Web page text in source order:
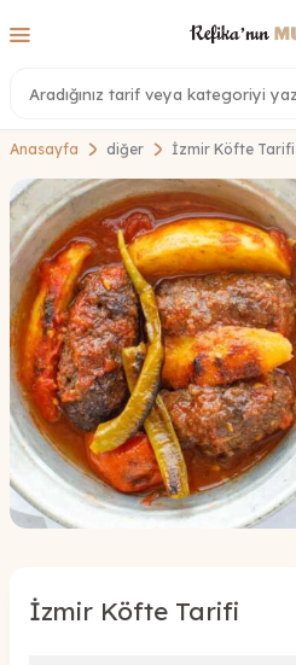
Anasayfa diğer İzmir Köfte Tarifi
İzmir Köfte Tarifi